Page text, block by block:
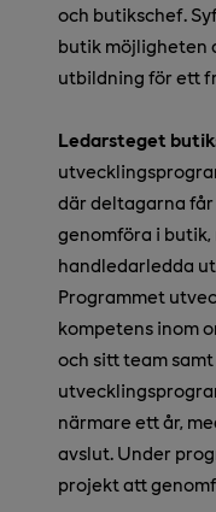
och butikschef.
butik möjligheten
utbildning för ett
Ledarsteget
där deltagarna
genomföra i
handledarledda
Programmet
kompetens inom
och sitt team
närmare ett år,
avslut. Under
projekt att